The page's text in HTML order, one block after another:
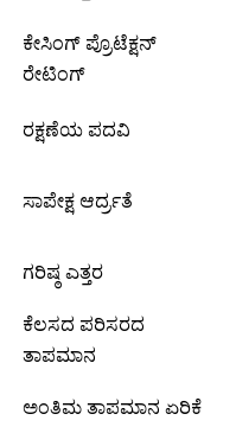
ಕೇಸಿಂಗ್ ಪ್ರೊಟೆಕ್ಷನ್
ರೇಟಿಂಗ್
ರಕ್ಷಣೆಯ ಪದವಿ
ಸಾಪೇಕ್ಷ ಆರ್ದ್ರತೆ
ಗರಿಷ್ಠ ಎತ್ತರ
ಕೆಲಸದ ಪರಿಸರದ
ತಾಪಮಾನ
ಅಂತಿಮ ತಾಪಮಾನ ಏರಿಕೆ